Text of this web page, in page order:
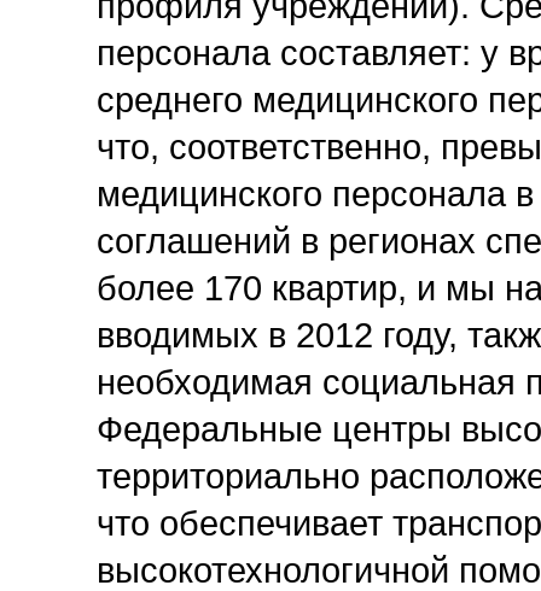
персонала составляет: у
среднего медицинского
что, соответственно,
медицинского персонала
соглашений в регионах
более 170 квартир, и мы
вводимых в 2012 году,
необходимая социальная
Федеральные центры
территориально
что обеспечивает
высокотехнологичной